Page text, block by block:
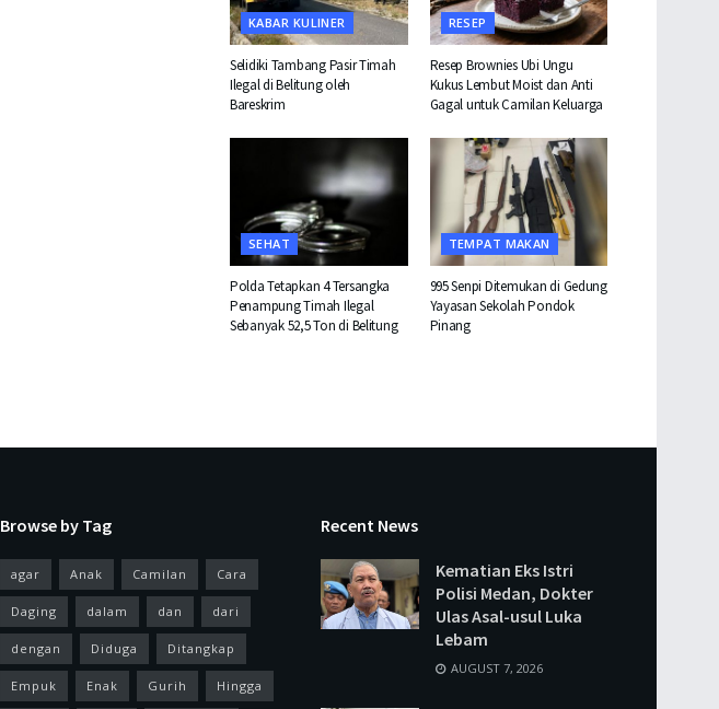
KABAR KULINER
Selidiki Tambang Pasir Timah
Ilegal di Belitung oleh
Bareskrim
RESEP
Resep Brownies Ubi Ungu
Kukus Lembut Moist dan Anti
Gagal untuk Camilan Keluarga
SEHAT
Polda Tetapkan 4 Tersangka
Penampung Timah Ilegal
Sebanyak 52,5 Ton di Belitung
TEMPAT MAKAN
995 Senpi Ditemukan di Gedung
Yayasan Sekolah Pondok
Pinang
Browse by Tag
agar Anak Camilan Cara
Daging dalam dan dari
dengan Diduga Ditangkap
Empuk Enak Gurih Hingga
Recent News
Kematian Eks Istri
Polisi Medan, Dokter
Ulas Asal-usul Luka
Lebam
AUGUST 7, 2026